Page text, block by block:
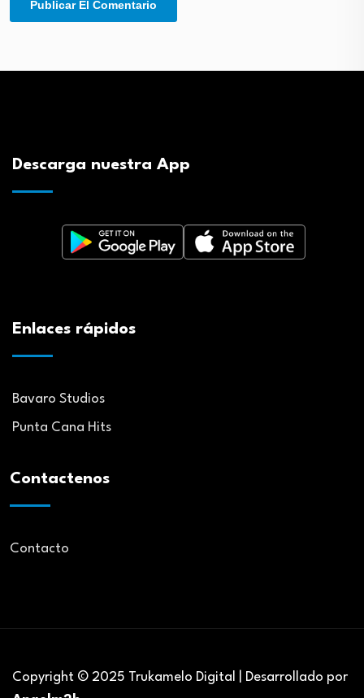
Descarga nuestra App
Enlaces rápidos
Bavaro Studios
Punta Cana Hits
Contactenos
Contacto
Copyright © 2025 Trukamelo Digital | Desarrollado por